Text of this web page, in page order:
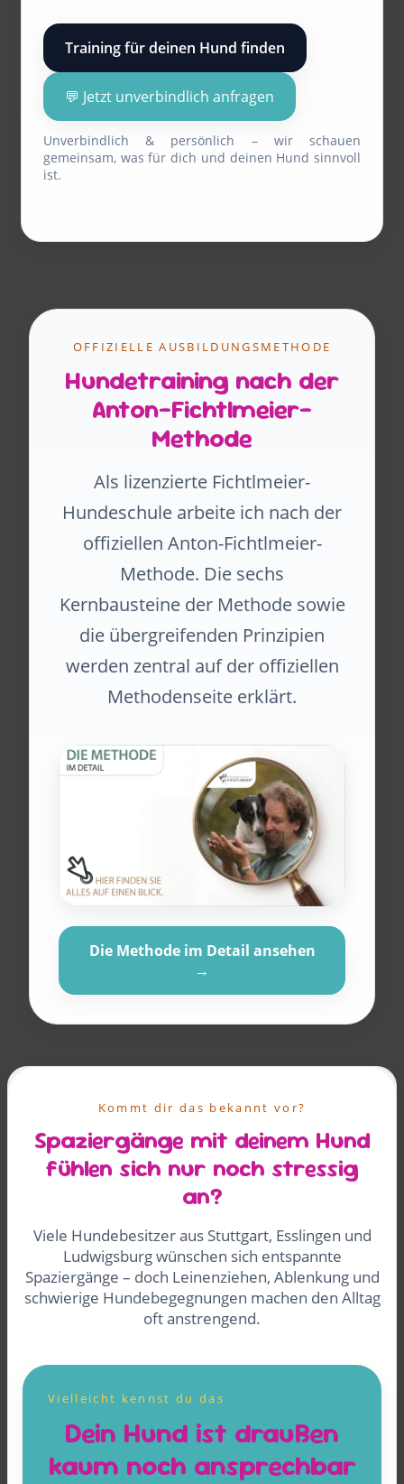
Training für deinen Hund finden
💬 Jetzt unverbindlich anfragen
Unverbindlich & persönlich – wir schauen
gemeinsam, was für dich und deinen Hund sinnvoll
ist.
OFFIZIELLE AUSBILDUNGSMETHODE
Hundetraining nach der
Anton-Fichtlmeier-
Methode
Als lizenzierte Fichtlmeier-
Hundeschule arbeite ich nach der
offiziellen Anton-Fichtlmeier-
Methode. Die sechs
Kernbausteine der Methode sowie
die übergreifenden Prinzipien
werden zentral auf der offiziellen
Methodenseite erklärt.
Die Methode im Detail ansehen
→
Kommt dir das bekannt vor?
Spaziergänge mit deinem Hund
fühlen sich nur noch stressig
an?
Viele Hundebesitzer aus Stuttgart, Esslingen und
Ludwigsburg wünschen sich entspannte
Spaziergänge – doch Leinenziehen, Ablenkung und
schwierige Hundebegegnungen machen den Alltag
oft anstrengend.
Vielleicht kennst du das
Dein Hund ist draußen
kaum noch ansprechbar